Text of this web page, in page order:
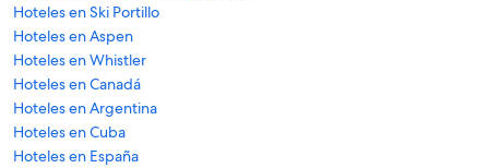
Hoteles en Ski Portillo
Hoteles en Aspen
Hoteles en Whistler
Hoteles en Canadá
Hoteles en Argentina
Hoteles en Cuba
Hoteles en España